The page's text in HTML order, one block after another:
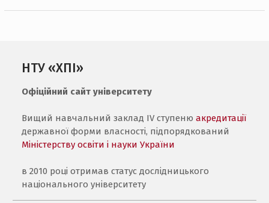
НТУ «ХПІ»
Офіційний сайт університету
Вищий навчальний заклад IV ступенюакредитації
державної форми власності, підпорядкований
Міністерству освіти і науки України
в 2010 році отримав статус дослідницького
національного університету